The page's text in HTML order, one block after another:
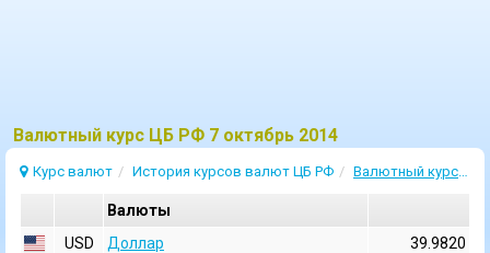
Bалютный курс ЦБ РФ 7 октябрь 2014
Курс валют История курсов валют ЦБ РФ Валютный курс 7 Октябрь 2014
Валюты
USD
Доллар
39.9820